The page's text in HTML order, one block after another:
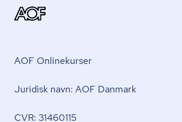
AOF Onlinekurser
Juridisk navn: AOF Danmark
CVR: 31460115